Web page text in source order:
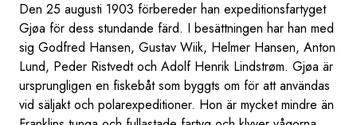
Den 25 augusti 1903 förbereder han expeditionsfartyget
Gjøa för dess stundande färd. I besättningen har han med
sig Godfred Hansen, Gustav Wiik, Helmer Hansen, Anton
Lund, Peder Ristvedt och Adolf Henrik Lindstrøm. Gjøa är
ursprungligen en fiskebåt som byggts om för att användas
vid säljakt och polarexpeditioner. Hon är mycket mindre än